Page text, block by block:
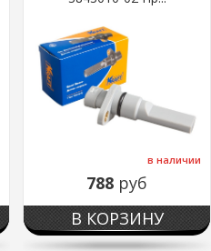
в наличии
788 руб
В КОРЗИНУ